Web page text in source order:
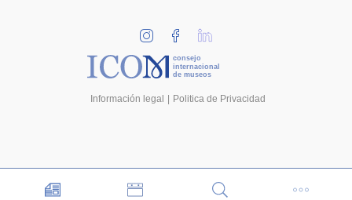
consejo
internacional
de museos
Información legal Politica de Privacidad